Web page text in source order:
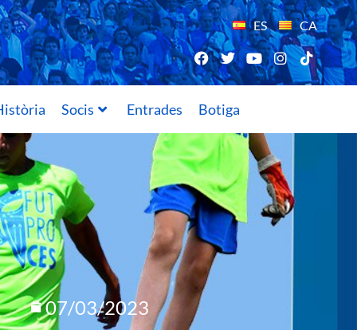
ES CA
Socis Entrades Botiga
07/03/2023